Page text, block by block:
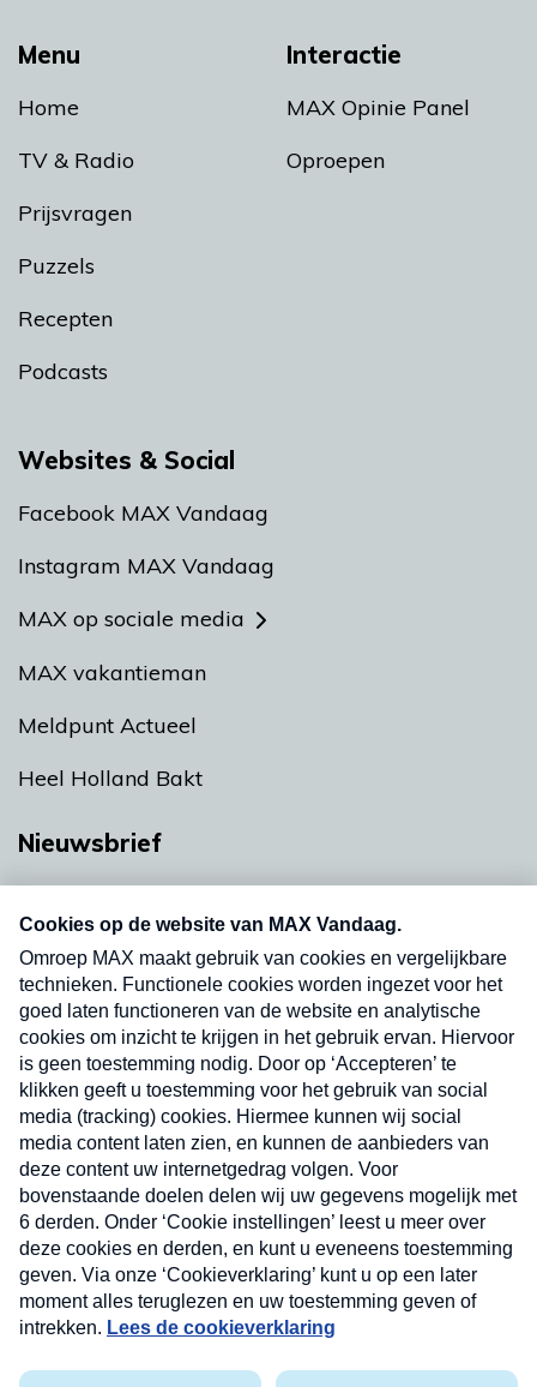
Menu
Home
TV & Radio
Prijsvragen
Puzzels
Recepten
Podcasts
Interactie
MAX Opinie Panel
Oproepen
Websites & Social
Facebook MAX Vandaag
Instagram MAX Vandaag
MAX op sociale media
MAX vakantieman
Meldpunt Actueel
Heel Holland Bakt
Nieuwsbrief
nieuwsbrief. Elke vrijdag- en dinsdagochtend in
uw mailbox.
Verzend
Nieuwsbrief
Neem hier een gratis abonnement op onze
nieuwsbrief. Elke vrijdag- en dinsdagochtend in uw